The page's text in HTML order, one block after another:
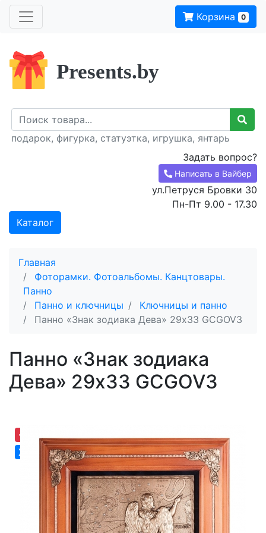
Корзина 0
Presents.by
подарок, фигурка, статуэтка, игрушка, янтарь
Задать вопрос?
Написать в Вайбер
ул.Петруся Бровки 30
Пн-Пт 9.00 - 17.30
Каталог
Главная
Фоторамки. Фотоальбомы. Канцтовары.
Панно
Панно и ключницы
Ключницы и панно
Панно «Знак зодиака Дева» 29х33 GCGOV3
Панно «Знак зодиака
Дева» 29х33 GCGOV3
-19,08%
Хит